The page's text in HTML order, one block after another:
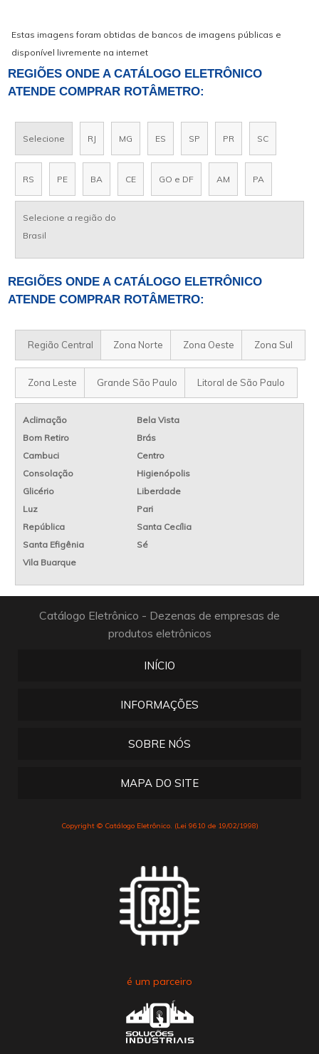
Estas imagens foram obtidas de bancos de imagens públicas e
disponível livremente na internet
REGIÕES ONDE A CATÁLOGO ELETRÔNICO
ATENDE COMPRAR ROTÂMETRO:
Selecione RJ MG ES SP PR SC
RS PE BA CE GO e DF AM PA
Selecione a região do
Brasil
REGIÕES ONDE A CATÁLOGO ELETRÔNICO
ATENDE COMPRAR ROTÂMETRO:
Região Central Zona Norte Zona Oeste Zona Sul
Zona Leste Grande São Paulo Litoral de São Paulo
Aclimação
Bela Vista
Bom Retiro
Brás
Cambuci
Centro
Consolação
Higienópolis
Glicério
Liberdade
Luz
Pari
República
Santa Cecília
Santa Efigênia
Sé
Vila Buarque
Catálogo Eletrônico - Dezenas de empresas de
produtos eletrônicos
INÍCIO
INFORMAÇÕES
SOBRE NÓS
MAPA DO SITE
Copyright © Catálogo Eletrônico. (Lei 9610 de 19/02/1998)
é um parceiro